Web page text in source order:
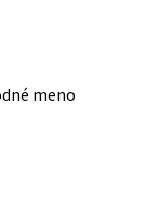
meno